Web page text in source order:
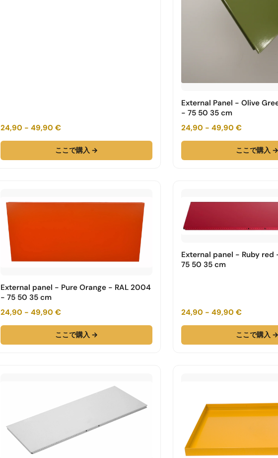
24,90 - 49,90 €
ここで購入 →
External Panel - Olive
- 75 50 35 cm
24,90 - 49,90 €
ここで購入 →
External panel - Pure Orange - RAL 2004
- 75 50 35 cm
24,90 - 49,90 €
ここで購入 →
External panel - Ruby
75 50 35 cm
24,90 - 49,90 €
ここで購入 →